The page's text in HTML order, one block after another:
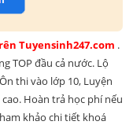
Tuyensinh247.com .
TOP đầu cả nước. Lộ
thi vào lớp 10, Luyện
Hoàn trả học phí nếu
khảo chi tiết khoá